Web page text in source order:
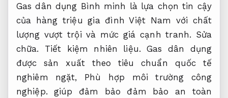
Gas dân dụng Bình minh là lựa chọn tin cậy
của hàng triệu gia đình Việt Nam với chất
lượng vượt trội và mức giá cạnh tranh. Sửa
chữa.
Tiết kiệm nhiên liệu. Gas dân dụng
được sản xuất theo tiêu chuẩn quốc tế
nghiêm ngặt, Phù hợp môi trường công
nghiệp. giúp đảm bảo đảm bảo an toàn